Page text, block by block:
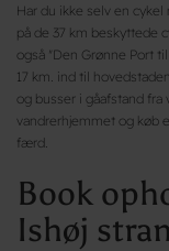
Har du ikke selv en
på de 37 km beskyttede
også "Den Grønne Port
17 km. ind til
og busser i gåafstand fra
vandrerhjemmet og køb
færd.
Book
Ishøj